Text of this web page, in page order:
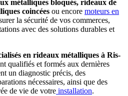
métalliques bloqués, rideaux de
coincées ou encore moteurs en
la sécurité de vos commerces,
avec des solutions durables et
en rideaux métalliques à Ris-
qualifiés et formés aux dernières
un diagnostic précis, des
nécessaires, ainsi que des
de vie de votre installation.